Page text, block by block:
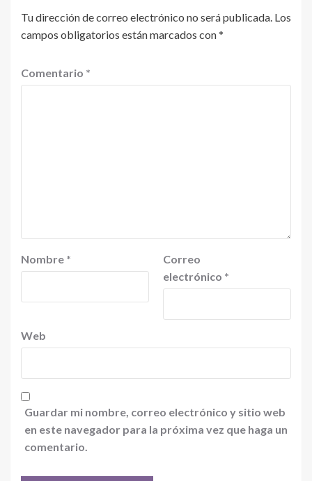
Tu dirección de correo electrónico no será publicada. Los
campos obligatorios están marcados con*
Comentario *
Nombre *
Correo
electrónico *
Web
Guardar mi nombre, correo electrónico y sitio web
en este navegador para la próxima vez que haga un
comentario.